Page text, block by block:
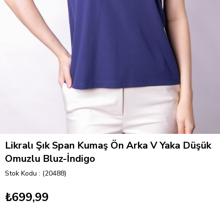
Likralı Şık Span Kumaş Ön Arka V Yaka Düşük
Omuzlu Bluz-İndigo
Stok Kodu (20488)
₺699,99